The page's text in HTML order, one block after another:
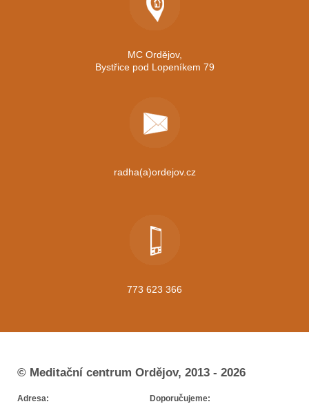
MC Ordějov,
Bystřice pod Lopeníkem 79
radha(a)ordejov.cz
773 623 366
© Meditační centrum Ordějov, 2013 - 2026
Adresa: Doporučujeme: